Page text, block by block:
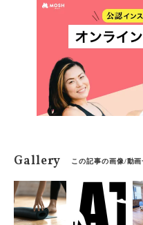
重視、心のケ
たりのスタジオ
クセス情報も網
としてお役立て
Gallery この記事の画像/動画